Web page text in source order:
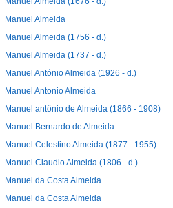
Manuel Almeida
Manuel Almeida (1756 - d.)
Manuel Almeida (1737 - d.)
Manuel António Almeida (1926 - d.)
Manuel Antonio Almeida
Manuel antônio de Almeida (1866 - 1908)
Manuel Bernardo de Almeida
Manuel Celestino Almeida (1877 - 1955)
Manuel Claudio Almeida (1806 - d.)
Manuel da Costa Almeida
Manuel da Costa Almeida